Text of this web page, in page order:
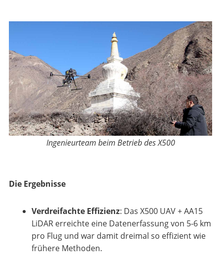
Ingenieurteam beim Betrieb des X500
Die Ergebnisse
Verdreifachte Effizienz: Das X500 UAV + AA15
LiDAR erreichte eine Datenerfassung von 5-6 km
pro Flug und war damit dreimal so effizient wie
frühere Methoden.